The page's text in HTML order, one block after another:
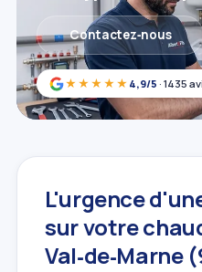
★★★★★ 4,9/5 · 1435
Contactez‑nous
L'urgence
sur votre
Val‑de‑Marne